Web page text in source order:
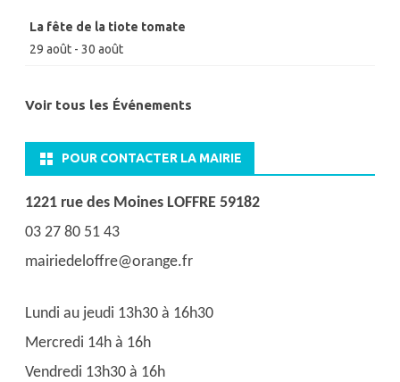
La fête de la tiote tomate
29 août - 30 août
Voir tous les Événements
POUR CONTACTER LA MAIRIE
1221 rue des Moines LOFFRE 59182
03 27 80 51 43
mairiedeloffre@orange.fr
Lundi au jeudi 13h30 à 16h30
Mercredi 14h à 16h
Vendredi 13h30 à 16h